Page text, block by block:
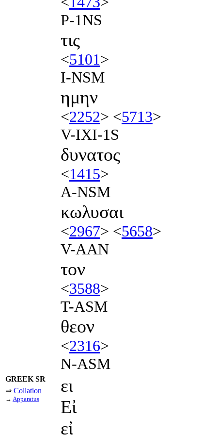
P-1NS
τις
<5101>
I-NSM
ημην
<2252> <5713>
V-IXI-1S
δυνατος
<1415>
A-NSM
κωλυσαι
<2967> <5658>
V-AAN
τον
<3588>
T-ASM
θεον
<2316>
N-ASM
GREEK SR
⇒ Collation
→ Apparatus
ει
Εἰ
εἰ